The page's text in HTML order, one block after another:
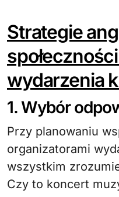
Strategie
wydarzenia
1. Wybór
Przy planowaniu
organizatorami
wszystkim
Czy to koncert